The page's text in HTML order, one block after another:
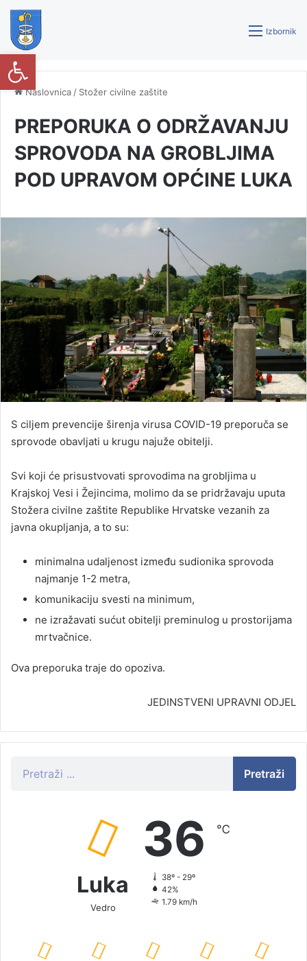
Izbornik
Naslovnica / Stožer civilne zaštite
PREPORUKA O ODRŽAVANJU
SPROVODA NA GROBLJIMA
POD UPRAVOM OPĆINE LUKA
S ciljem prevencije širenja virusa COVID-19 preporuča se
sprovode obavljati u krugu najuže obitelji.
Svi koji će prisustvovati sprovodima na grobljima u
Krajskoj Vesi i Žejincima, molimo da se pridržavaju uputa
Stožera civilne zaštite Republike Hrvatske vezanih za
javna okupljanja, a to su:
minimalna udaljenost između sudionika sprovoda
najmanje 1-2 metra,
komunikaciju svesti na minimum,
ne izražavati sućut obitelji preminulog u prostorijama
mrtvačnice.
Ova preporuka traje do opoziva.
JEDINSTVENI UPRAVNI ODJEL
Pretraži
Luka
Vedro
36 ℃
38º - 29º
42%
1.79 km/h
Open toolbar